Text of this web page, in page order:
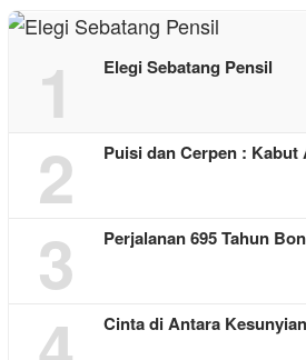
1 Elegi Sebatang Pensil
2 Puisi dan Cerpen : Kabut
3 Perjalanan 695 Tahun
Cinta di Antara Kesunyian